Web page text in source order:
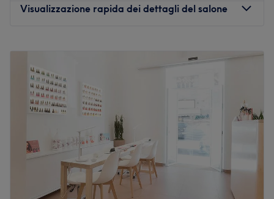
Visualizzazione rapida dei dettagli del salone
Chiuso
Mercoledì
Giovedì
Venerdì
09:30
Sabato
09:30
18:30
Chiuso
Beauty Essence di Francesca Gambino, a Palermo, è il
luogo ideale dove concederti un momento di puro
benessere. Qui, ogni trattamento è pensato per